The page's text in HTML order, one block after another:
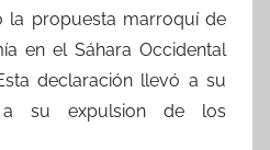
la propuesta marroquí de
en el Sáhara Occidental
declaración llevó a su
a su expulsion de los